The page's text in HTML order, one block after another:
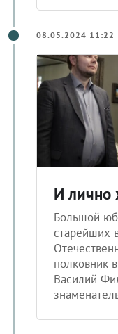
08.05.2024 11:22
И лично
Большой
старейших
полковник
Василий